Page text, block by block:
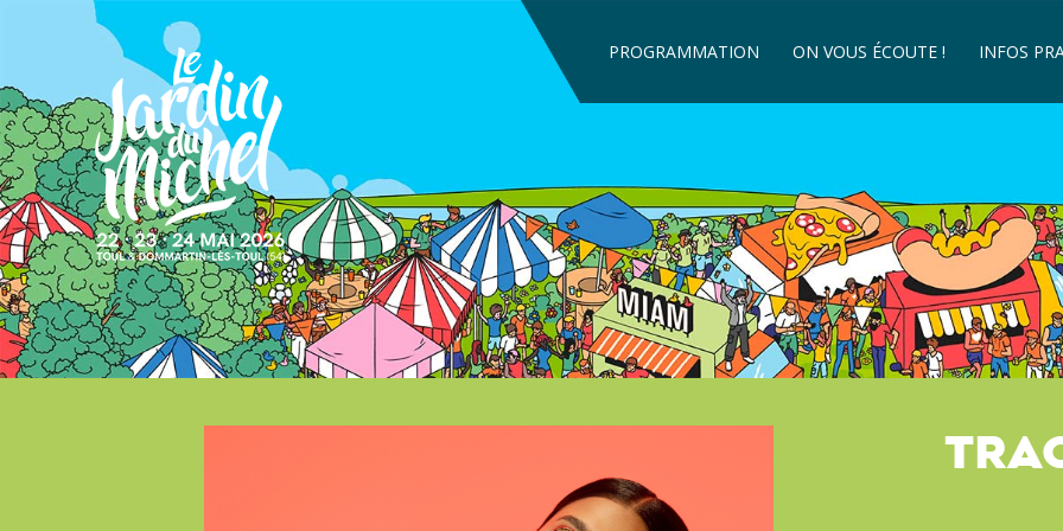
PROGRAMMATION ON VOUS ÉCOUTE ! INFOS
DORMIR
MIAM &
FOIRE